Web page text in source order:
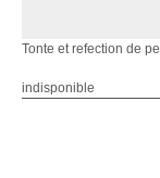
Tonte et refection de
indisponible